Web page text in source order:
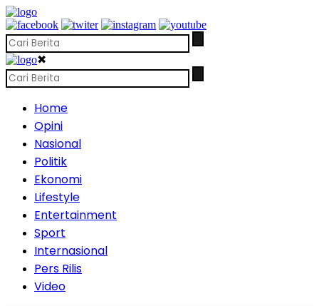
✖
Home
Opini
Nasional
Politik
Ekonomi
Lifestyle
Entertainment
Sport
Internasional
Pers Rilis
Video